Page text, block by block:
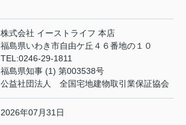
株式会社 イーストライフ 本店
福島県いわき市自由ケ丘４６番地の１０
TEL:0246-29-1811
福島県知事 (1) 第003538号
公益社団法人 全国宅地建物取引業保証協会
2026年07月31日